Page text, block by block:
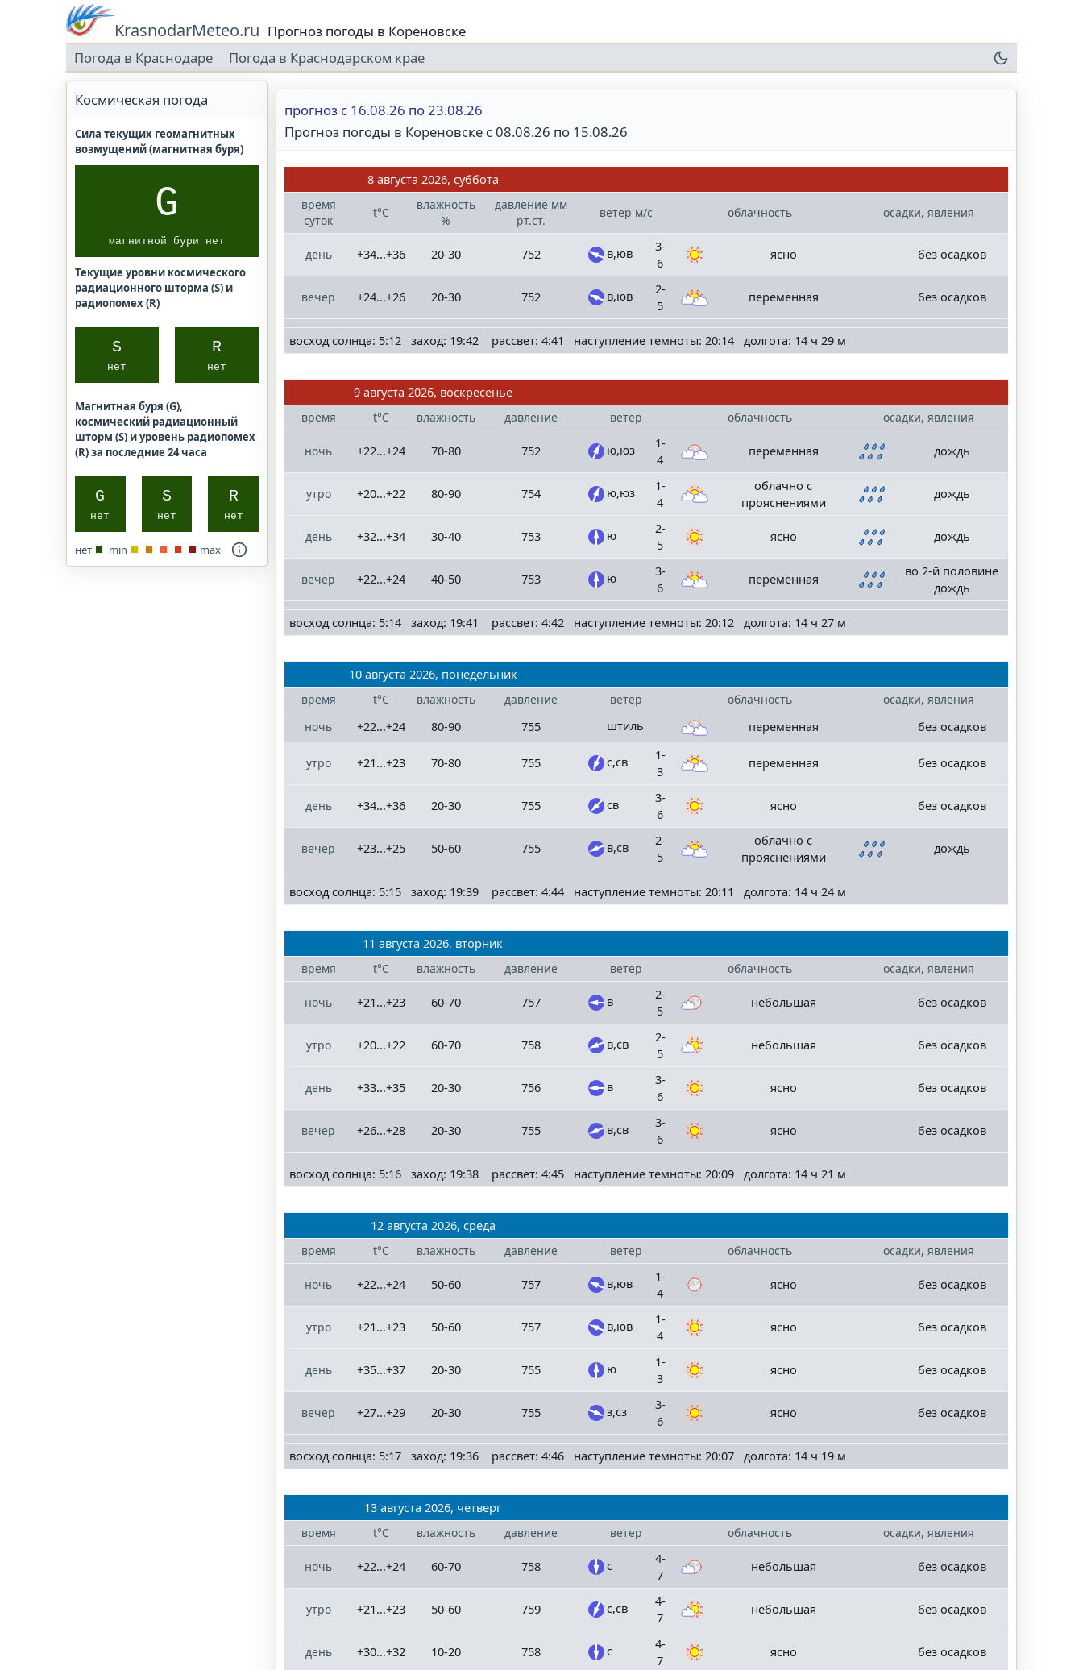
KrasnodarMeteo.ru Прогноз погоды в Кореновске
Погода в Краснодаре
Погода в Краснодарском крае
Космическая погода
Сила текущих геомагнитных
возмущений (магнитная буря)
G
магнитной бури нет
Текущие уровни космического
радиационного шторма (S) и
радиопомех (R)
S
нет
R
нет
Магнитная буря (G),
космический радиационный
шторм (S) и уровень радиопомех
(R) за последние 24 часа
G
нет
S
нет
R
нет
нет min max
прогноз с 16.08.26 по 23.08.26
Прогноз погоды в Кореновске с 08.08.26 по 15.08.26
8 августа 2026, суббота
время
суток
t°C
влажность
%
давление мм
рт.ст.
ветер м/с облачность осадки, явления
день +34...+36 20-30 752 в,юв
3-
6
ясно без осадков
вечер +24...+26 20-30 752 в,юв
2-
5
переменная без осадков
восход солнца: 5:12 заход: 19:42 рассвет: 4:41 наступление темноты: 20:14 долгота: 14 ч 29 м
9 августа 2026, воскресенье
время t°C влажность давление ветер облачность осадки, явления
ночь +22...+24 70-80 752 ю,юз
1-
4
переменная дождь
утро +20...+22 80-90 754 ю,юз
1-
4
облачно с
прояснениями
дождь
день +32...+34 30-40 753 ю
2-
5
ясно дождь
вечер +22...+24 40-50 753 ю
3-
6
переменная
во 2-й половине
дождь
восход солнца: 5:14 заход: 19:41 рассвет: 4:42 наступление темноты: 20:12 долгота: 14 ч 27 м
10 августа 2026, понедельник
время t°C влажность давление ветер облачность
осадки, явления
ночь
+22...+24 80-90 755 штиль переменная без осадков
утро +21...+23 70-80 755 с,св
1-
3
переменная без осадков
день +34...+36 20-30 755 св
3-
6
ясно без осадков
вечер +23...+25 50-60 755 в,св
2-
5
облачно с
прояснениями
дождь
восход солнца: 5:15 заход: 19:39 рассвет: 4:44 наступление темноты: 20:11 долгота: 14 ч 24 м
11 августа 2026, вторник
время t°C влажность давление ветер облачность осадки, явления
ночь +21...+23 60-70 757 в
2-
5
небольшая без осадков
утро +20...+22 60-70 758 в,св
2-
5
небольшая без осадков
день +33...+35 20-30 756 в
3-
6
ясно без осадков
вечер +26...+28 20-30 755 в,св
3-
6
ясно без осадков
восход солнца: 5:16 заход: 19:38 рассвет: 4:45 наступление темноты: 20:09 долгота: 14 ч 21 м
12 августа 2026, среда
время t°C влажность давление ветер облачность осадки, явления
ночь +22...+24 50-60 757 в,юв
1-
4
ясно без осадков
утро +21...+23 50-60 757 в,юв
1-
4
ясно без осадков
день +35...+37 20-30 755 ю
1-
3
ясно без осадков
вечер +27...+29 20-30 755 з,сз
3-
6
ясно без осадков
восход солнца: 5:17 заход: 19:36 рассвет: 4:46 наступление темноты: 20:07 долгота: 14 ч 19 м
13 августа 2026, четверг
время t°C влажность давление ветер облачность осадки, явления
ночь +22...+24 60-70 758 с
4-
7
небольшая без осадков
утро +21...+23 50-60 759 с,св
4-
7
небольшая без осадков
день +30...+32 10-20 758 с
4-
7
ясно без осадков